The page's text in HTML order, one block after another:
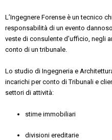
L’Ingegnere Forense è un tecnico
responsabilità di un evento
veste di consulente d’ufficio, negli
conto di un tribunale.
Lo studio di Ingegneria e
incarichi per conto di Tribunali e
settori di attività:
stime immobiliari
divisioni ereditarie